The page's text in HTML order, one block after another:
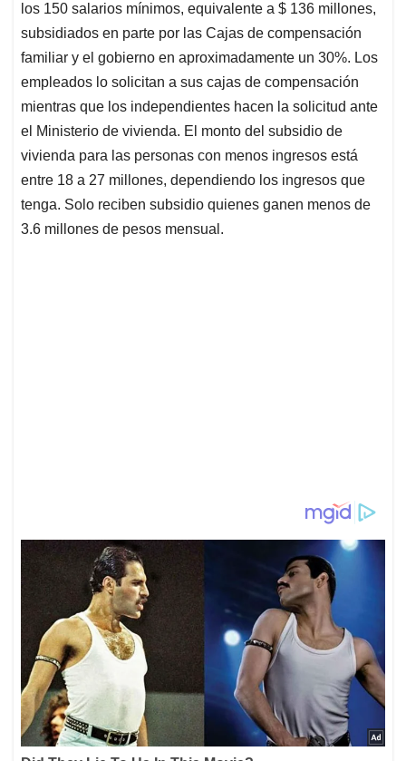
los 150 salarios mínimos, equivalente a $ 136 millones,
subsidiados en parte por las Cajas de compensación
familiar y el gobierno en aproximadamente un 30%. Los
empleados lo solicitan a sus cajas de compensación
mientras que los independientes hacen la solicitud ante
el Ministerio de vivienda. El monto del subsidio de
vivienda para las personas con menos ingresos está
entre 18 a 27 millones, dependiendo los ingresos que
tenga. Solo reciben subsidio quienes ganen menos de
3.6 millones de pesos mensual.